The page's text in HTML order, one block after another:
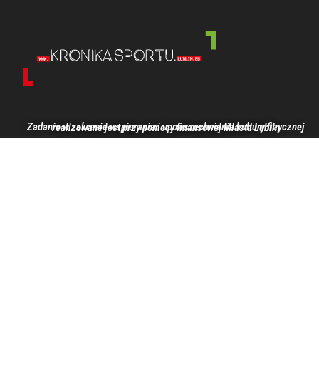
Zadanie w zakresie wspierania i upowszechniania kultury fizycznej realizowane jest przy pomocy finansowej Miasta Lublin